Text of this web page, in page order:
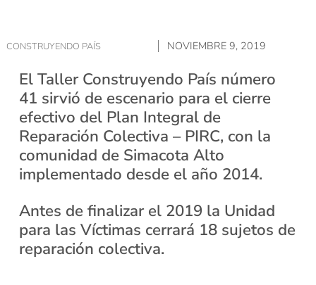
CONSTRUYENDO PAÍS NOVIEMBRE 9, 2019
El Taller Construyendo País número
41 sirvió de escenario para el cierre
efectivo del Plan Integral de
Reparación Colectiva – PIRC, con la
comunidad de Simacota Alto
implementado desde el año 2014.
Antes de finalizar el 2019 la Unidad
para las Víctimas cerrará 18 sujetos de
reparación colectiva.